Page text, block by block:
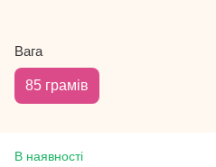
Вага
85 грамів
В наявності